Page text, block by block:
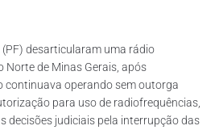
(PF) desarticularam uma rádio
Norte de Minas Gerais, após
continuava operando sem outorga
para uso de radiofrequências,
decisões judiciais pela interrupção das